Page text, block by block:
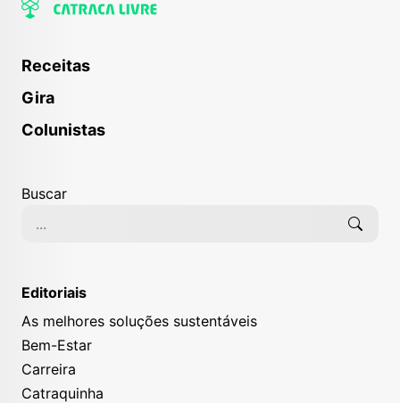
Receitas
Gira
Colunistas
Buscar
Editoriais
As melhores soluções sustentáveis
Bem-Estar
Carreira
Catraquinha